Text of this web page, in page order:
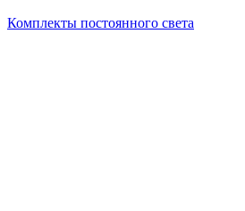
Комплекты постоянного света